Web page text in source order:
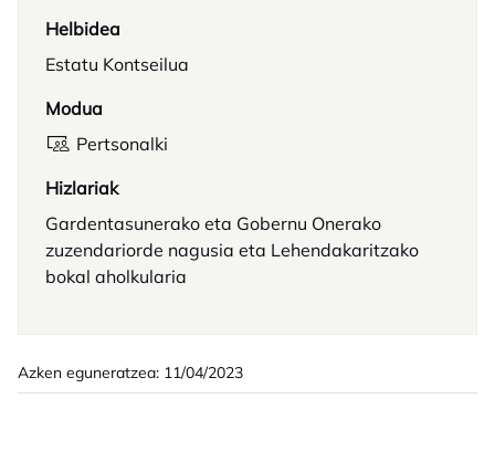
Helbidea
Estatu Kontseilua
Modua
Pertsonalki
Hizlariak
Gardentasunerako eta Gobernu Onerako
zuzendariorde nagusia eta Lehendakaritzako
bokal aholkularia
Azken eguneratzea: 11/04/2023